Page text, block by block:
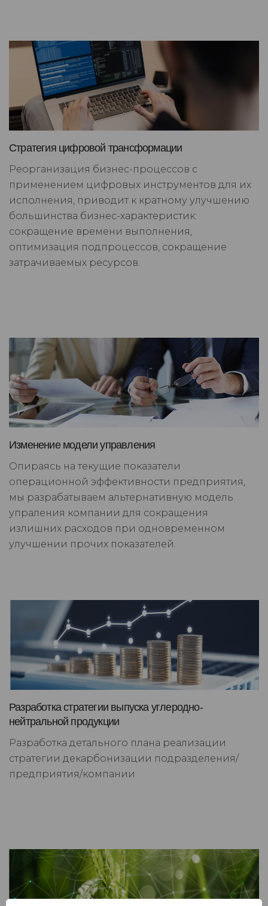
Стратегия цифровой трансформации
Реорганизация бизнес-процессов с
применением цифровых инструментов для их
исполнения, приводит к кратному улучшению
большинства бизнес-характеристик:
сокращение времени выполнения,
оптимизация подпроцессов, сокращение
затрачиваемых ресурсов.
Изменение модели управления
Опираясь на текущие показатели
операционной эффективности предприятия,
мы разрабатываем альтернативную модель
упраления компании для сокращения
излишних расходов при одновременном
улучшении прочих показателей.
Разработка стратегии выпуска углеродно-
нейтральной продукции
Разработка детального плана реализации
стратегии декарбонизации подразделения/
предприятия/компании